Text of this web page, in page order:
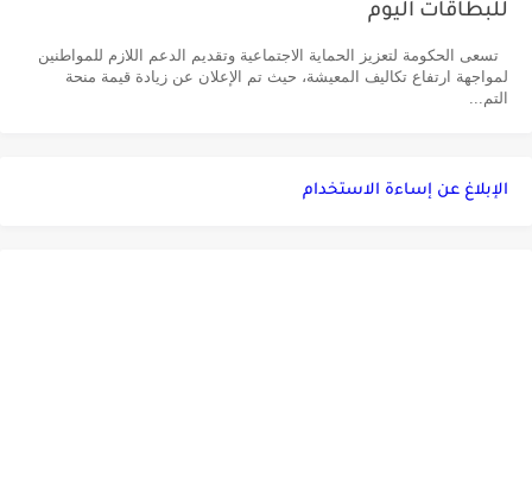
للبطاقات اليوم
تسعى الحكومة لتعزيز الحماية الاجتماعية وتقديم الدعم اللازم للمواطنين
لمواجهة ارتفاع تكاليف المعيشة، حيث تم الإعلان عن زيادة قيمة منحة
التم...
الإبلاغ عن إساءة الاستخدام